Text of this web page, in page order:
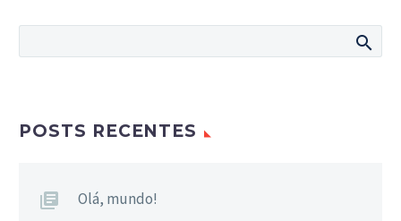
POSTS RECENTES
Olá, mundo!